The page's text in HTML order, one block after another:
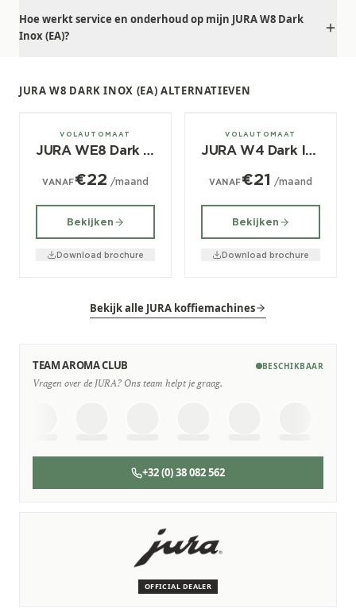
Hoe werkt service en onderhoud op mijn JURA W8 Dark
Inox (EA)?
JURA W8 DARK INOX (EA) ALTERNATIEVEN
± 30/dag
VOLAUTOMAAT
JURA WE8 Dark Inox (EA)
VANAF€22 /maand
Bekijken
Download brochure
± 30/dag
VOLAUTOMAAT
JURA W4 Dark Inox (EA)
VANAF€21 /maand
Bekijken
Download brochure
Bekijk alle JURA koffiemachines
TEAM AROMA CLUB BESCHIKBAAR
Vragen over de JURA? Ons team helpt je graag.
+32 (0) 38 082 562
OFFICIAL DEALER
Wij staan voor je klaar
Deskundige monteurs die verstand hebben van JURA
Persoonlijk, snel en zonder gedoe.